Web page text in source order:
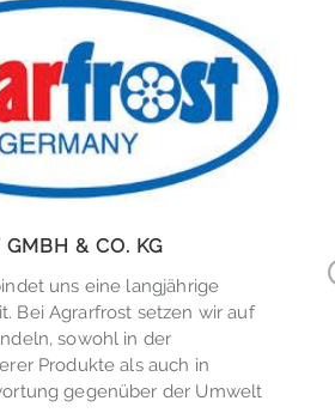
GMBH & CO. KG
uns eine langjährige
Bei Agrarfrost setzen wir auf
sowohl in der
Produkte als auch in
gegenüber der Umwelt